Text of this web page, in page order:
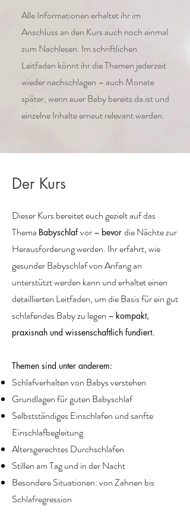
Alle Informationen erhaltet ihr im
Anschluss an den Kurs auch noch einmal
zum Nachlesen. Im schriftlichen
Leitfaden könnt ihr die Themen jederzeit
wieder nachschlagen – auch Monate
später, wenn euer Baby bereits da ist und
einzelne Inhalte erneut relevant werden.
Der Kurs
Dieser Kurs bereitet euch gezielt auf das
Thema Babyschlaf vor – bevor die Nächte zur
Herausforderung werden. Ihr erfahrt, wie
gesunder Babyschlaf von Anfang an
unterstützt werden kann und erhaltet einen
detaillierten Leitfaden, um die Basis für ein gut
schlafendes Baby zu legen – kompakt,
praxisnah und wissenschaftlich fundiert.
Themen sind unter anderem:
Schlafverhalten von Babys verstehen
Grundlagen für guten Babyschlaf
Selbstständiges Einschlafen und sanfte
Einschlafbegleitung
Altersgerechtes Durchschlafen
Stillen am Tag und in der Nacht
Besondere Situationen: von Zahnen bis
Schlafregression